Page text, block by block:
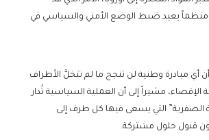
منظماً يعيد ضبط الوضع الأمني والسياسي في
أي مبادرة وطنية لن تنجح ما لم تتخلَّ الأطراف
مشيراً إلى أن العملية السياسية تُدار
الصفرية” التي يسعى فيها كل طرف إلى
قبول حلول مشتركة.